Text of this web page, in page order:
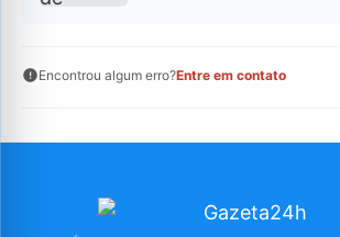
Encontrou algum erro?Entre em contato